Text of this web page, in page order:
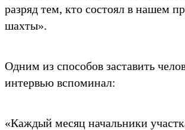
разряд тем, кто состоял в нашем
шахты».
Одним из способов заставить
интервью вспоминал:
«Каждый месяц начальники